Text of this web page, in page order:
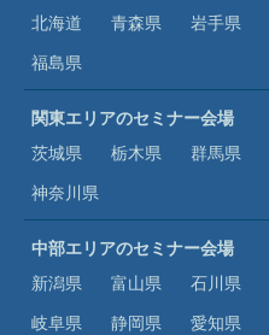
北海道
青森県 岩手県
福島県
関東エリアのセミナー会場
茨城県
栃木県 群馬県
神奈川県
中部エリアのセミナー会場
新潟県
富山県 石川県
岐阜県
静岡県 愛知県